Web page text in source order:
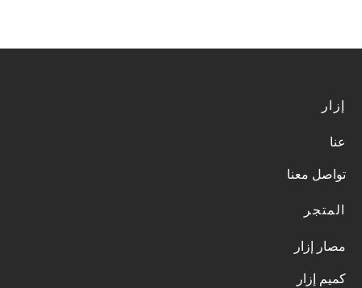
إزار
عنا
تواصل معنا
المتجر
مصار إزار
كميم إزار